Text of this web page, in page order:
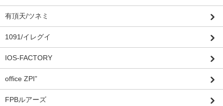
有頂天/ツネミ
1091/イレグイ
IOS-FACTORY
office ZPI”
FPBルアーズ